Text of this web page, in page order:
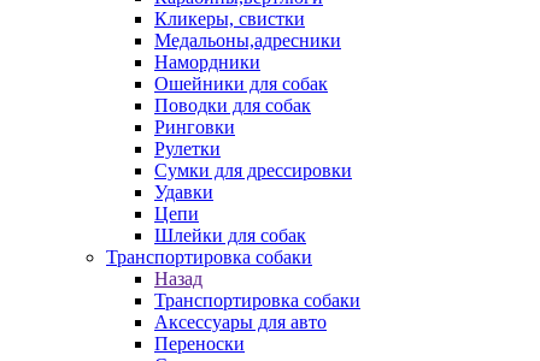
Кликеры, свистки
Медальоны,адресники
Намордники
Ошейники для собак
Поводки для собак
Ринговки
Рулетки
Сумки для дрессировки
Удавки
Цепи
Шлейки для собак
Транспортировка собаки
Назад
Транспортировка собаки
Аксессуары для авто
Переноски